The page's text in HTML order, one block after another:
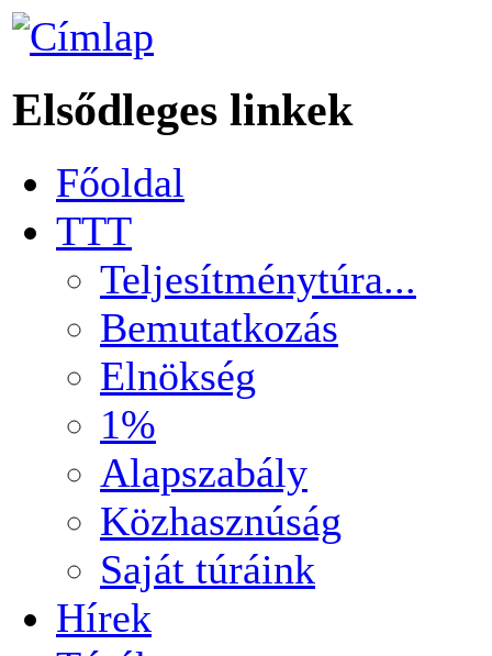
Elsődleges linkek
Főoldal
TTT
Teljesítménytúra...
Bemutatkozás
Elnökség
1%
Alapszabály
Közhasznúság
Saját túráink
Hírek